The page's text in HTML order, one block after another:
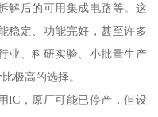
解后的可用集成电路等。这
稳定、功能完好，甚至许多
业、科研实验、小批量生产
极高的选择。
IC，原厂可能已停产，但设